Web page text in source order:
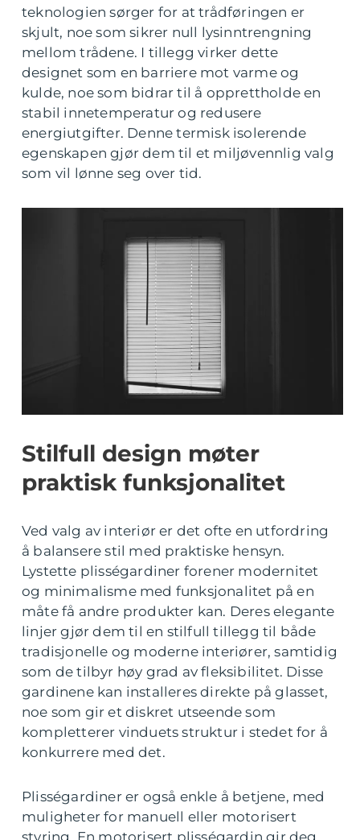
teknologien sørger for at trådføringen er
skjult, noe som sikrer null lysinntrengning
mellom trådene. I tillegg virker dette
designet som en barriere mot varme og
kulde, noe som bidrar til å opprettholde en
stabil innetemperatur og redusere
energiutgifter. Denne termisk isolerende
egenskapen gjør dem til et miljøvennlig valg
som vil lønne seg over tid.
Stilfull design møter
praktisk funksjonalitet
Ved valg av interiør er det ofte en utfordring
å balansere stil med praktiske hensyn.
Lystette plisségardiner forener modernitet
og minimalisme med funksjonalitet på en
måte få andre produkter kan. Deres elegante
linjer gjør dem til en stilfull tillegg til både
tradisjonelle og moderne interiører, samtidig
som de tilbyr høy grad av fleksibilitet. Disse
gardinene kan installeres direkte på glasset,
noe som gir et diskret utseende som
kompletterer vinduets struktur i stedet for å
konkurrere med det.
Plisségardiner er også enkle å betjene, med
muligheter for manuell eller motorisert